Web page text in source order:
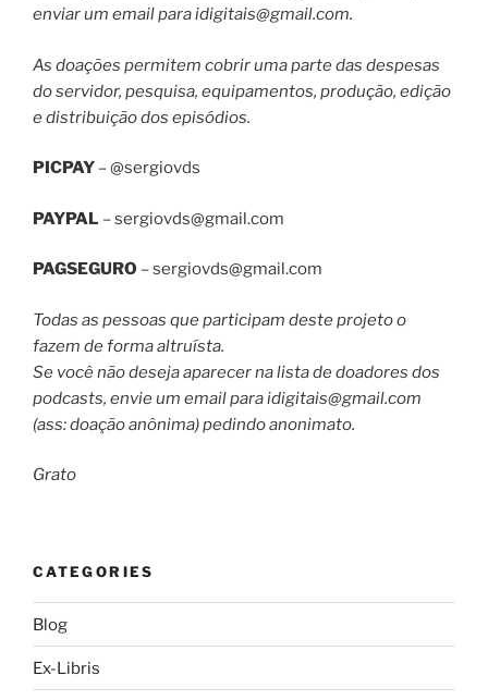
enviar um email paraidigitais@gmail.com.
As doações permitem cobrir uma parte das despesas
do servidor, pesquisa, equipamentos, produção, edição
e distribuição dos episódios.
PICPAY – @sergiovds
PAYPAL –sergiovds@gmail.com
PAGSEGURO –sergiovds@gmail.com
Todas as pessoas que participam deste projeto o
fazem de forma altruísta.
Se você não deseja aparecer na lista de doadores dos
podcasts, envie um email paraidigitais@gmail.com
(ass: doação anônima) pedindo anonimato.
Grato
CATEGORIES
Blog
Ex-Libris